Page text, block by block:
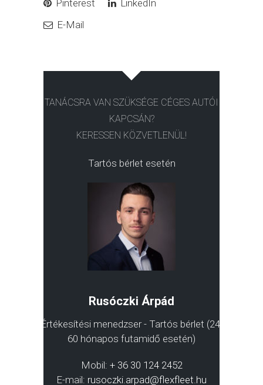
Pinterest
LinkedIn
E-Mail
TANÁCSRA VAN SZÜKSÉGE CÉGES AUTÓI
KAPCSÁN?
KERESSEN KÖZVETLENÜL!
Tartós bérlet esetén
Rusóczki Árpád
Értékesítési menedzser - Tartós bérlet (24-
60 hónapos futamidő esetén)
Mobil: + 36 30 124 2452
E-mail: rusoczki.arpad@flexfleet.hu